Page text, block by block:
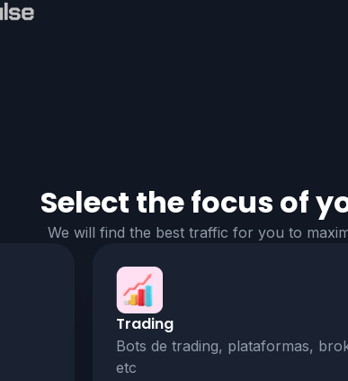
Select the focus of
We will find the best traffic for you to
Trading
Bots de trading, plataformas,
etc